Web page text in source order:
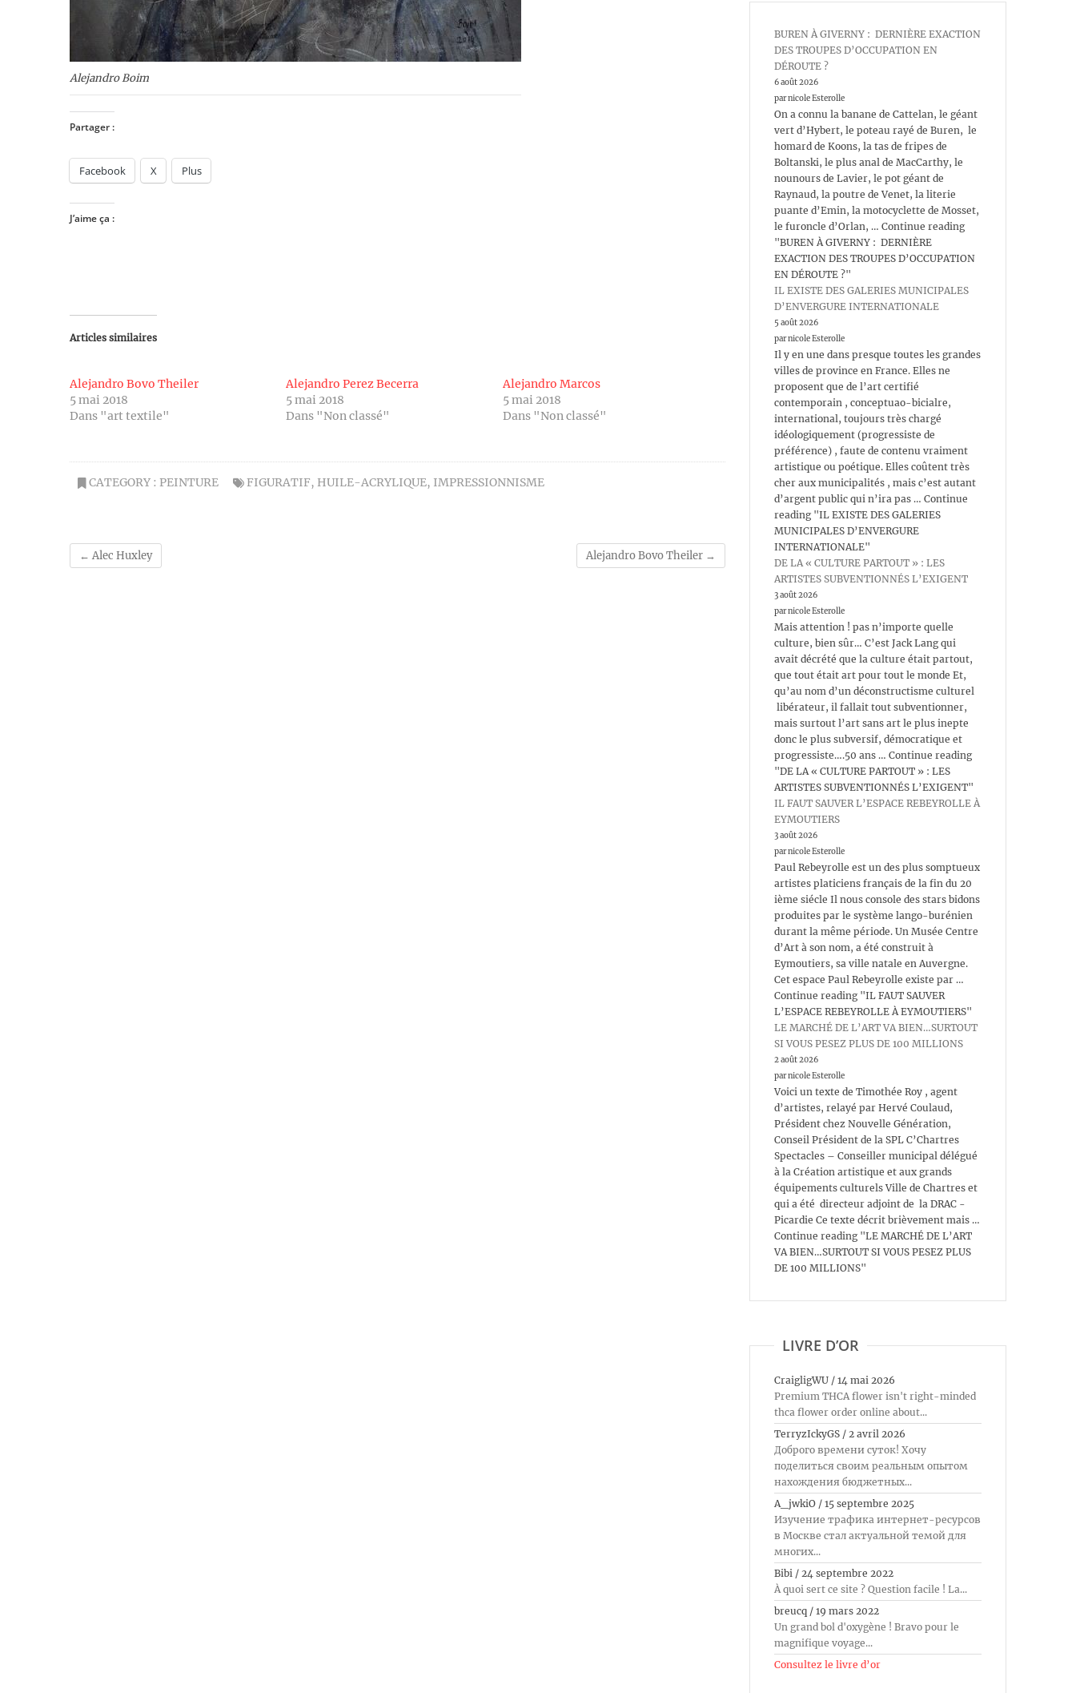
Alejandro Boim
Partager :
Facebook X Plus
J’aime ça :
Articles similaires
Alejandro Bovo Theiler
5 mai 2018
Dans "art textile"
Alejandro Perez Becerra
5 mai 2018
Dans "Non classé"
Alejandro Marcos
5 mai 2018
Dans "Non classé"
CATEGORY : PEINTURE FIGURATIF, HUILE-ACRYLIQUE, IMPRESSIONNISME
← Alec Huxley Alejandro Bovo Theiler →
BUREN À GIVERNY : DERNIÈRE EXACTION
DES TROUPES D’OCCUPATION EN
DÉROUTE ?
6 août 2026
par nicole Esterolle
On a connu la banane de Cattelan, le géant
vert d’Hybert, le poteau rayé de Buren, le
homard de Koons, la tas de fripes de
Boltanski, le plus anal de MacCarthy, le
nounours de Lavier, le pot géant de
Raynaud, la poutre de Venet, la literie
puante d’Emin, la motocyclette de Mosset,
le furoncle d’Orlan, … Continue reading
"BUREN À GIVERNY : DERNIÈRE
EXACTION DES TROUPES D’OCCUPATION
EN DÉROUTE ?"
IL EXISTE DES GALERIES MUNICIPALES
D’ENVERGURE INTERNATIONALE
5 août 2026
par nicole Esterolle
Il y en une dans presque toutes les grandes
villes de province en France. Elles ne
proposent que de l’art certifié
contemporain , conceptuao-bicialre,
international, toujours très chargé
idéologiquement (progressiste de
préférence) , faute de contenu vraiment
artistique ou poétique. Elles coûtent très
cher aux municipalités , mais c’est autant
d’argent public qui n’ira pas … Continue
reading "IL EXISTE DES GALERIES
MUNICIPALES D’ENVERGURE
INTERNATIONALE"
DE LA « CULTURE PARTOUT » : LES
ARTISTES SUBVENTIONNÉS L’EXIGENT
3 août 2026
par nicole Esterolle
Mais attention ! pas n’importe quelle
culture, bien sûr… C’est Jack Lang qui
avait décrété que la culture était partout,
que tout était art pour tout le monde Et,
qu’au nom d’un déconstructisme culturel
libérateur, il fallait tout subventionner,
mais surtout l’art sans art le plus inepte
donc le plus subversif, démocratique et
progressiste….50 ans … Continue reading
"DE LA « CULTURE PARTOUT » : LES
ARTISTES SUBVENTIONNÉS L’EXIGENT"
IL FAUT SAUVER L’ESPACE REBEYROLLE À
EYMOUTIERS
3 août 2026
par nicole Esterolle
Paul Rebeyrolle est un des plus somptueux
artistes platiciens français de la fin du 20
ième siécle Il nous console des stars bidons
produites par le système lango-burénien
durant la même période. Un Musée Centre
d’Art à son nom, a été construit à
Eymoutiers, sa ville natale en Auvergne.
Cet espace Paul Rebeyrolle existe par …
Continue reading "IL FAUT SAUVER
L’ESPACE REBEYROLLE À EYMOUTIERS"
LE MARCHÉ DE L’ART VA BIEN…SURTOUT
SI VOUS PESEZ PLUS DE 100 MILLIONS
2 août 2026
par nicole Esterolle
Voici un texte de Timothée Roy , agent
d’artistes, relayé par Hervé Coulaud,
Président chez Nouvelle Génération,
Conseil Président de la SPL C’Chartres
Spectacles – Conseiller municipal délégué
à la Création artistique et aux grands
équipements culturels Ville de Chartres et
qui a été directeur adjoint de la DRAC -
Picardie Ce texte décrit brièvement mais …
Continue reading "LE MARCHÉ DE L’ART
VA BIEN…SURTOUT SI VOUS PESEZ PLUS
DE 100 MILLIONS"
LIVRE D’OR
CraigligWU / 14 mai 2026
Premium THCA flower isn't right-minded
thca flower order online about...
TerryzIckyGS / 2 avril 2026
Доброго времени суток! Хочу
поделиться своим реальным опытом
нахождения бюджетных...
A_jwkiO / 15 septembre 2025
Изучение трафика интернет-ресурсов
в Москве стал актуальной темой для
многих...
Bibi / 24 septembre 2022
À quoi sert ce site ? Question facile ! La...
breucq / 19 mars 2022
Un grand bol d'oxygène ! Bravo pour le
magnifique voyage...
Consultez le livre d’or